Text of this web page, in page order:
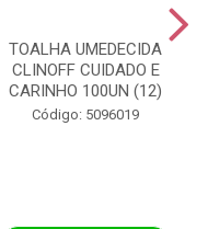
TOALHA UMEDECIDA
CLINOFF CUIDADO E
CARINHO 100UN (12)
Código: 5096019